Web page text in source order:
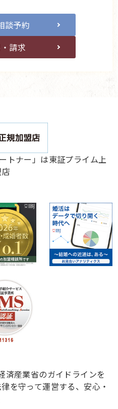
談予約
請求
トナー」は東証プライム上
済産業省のガイドラインを
を守って運営する、安心・